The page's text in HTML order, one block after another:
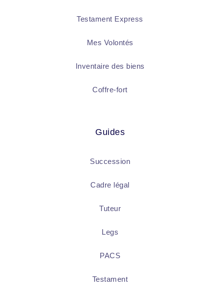
Testament Express
Mes Volontés
Inventaire des biens
Coffre-fort
Guides
Succession
Cadre légal
Tuteur
Legs
PACS
Testament